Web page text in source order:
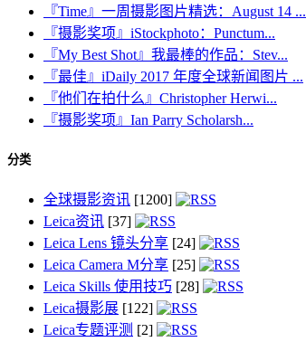
『Time』一周摄影图片精选：August 14 ...
『摄影奖项』iStockphoto：Punctum...
『My Best Shot』我最棒的作品：Stev...
『最佳』iDaily 2017 年度全球新闻图片 ...
『他们在拍什么』Christopher Herwi...
『摄影奖项』Ian Parry Scholarsh...
分类
全球摄影资讯 [1200]
Leica资讯 [37]
Leica Lens 镜头分享 [24]
Leica Camera M分享 [25]
Leica Skills 使用技巧 [28]
Leica摄影展 [122]
Leica专题评测 [2]